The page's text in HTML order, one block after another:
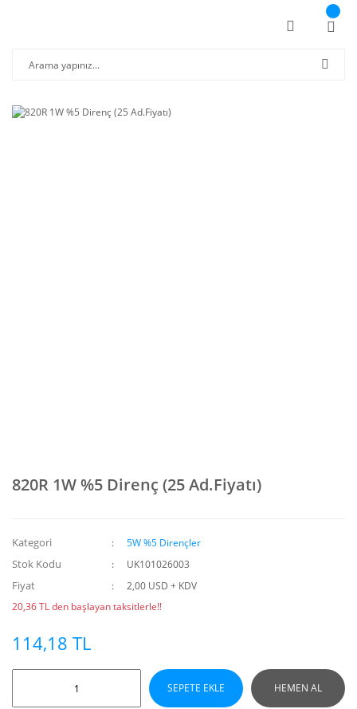
820R 1W %5 Direnç (25 Ad.Fiyatı)
Kategori 5W %5 Dirençler
Stok Kodu UK101026003
Fiyat
2,00 USD + KDV
20,36 TL den başlayan taksitlerle!!
114,18 TL
SEPETE EKLE HEMEN AL